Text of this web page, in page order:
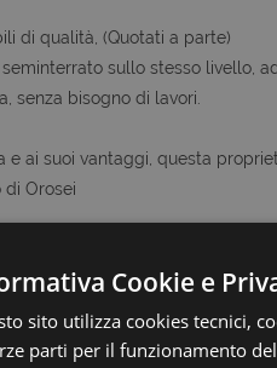
di qualità, (Quotati a parte)
sullo stesso livello,
senza bisogno di lavori.
e ai suoi vantaggi, questa
di Orosei
è un luogo dove ricaricarsi,
Cookie e
sito utilizza cookies tecnici,
parti per il funzionamento